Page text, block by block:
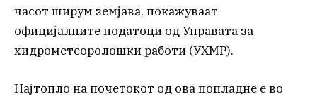
часот ширум земјава, покажуваат
официјалните податоци од Управата за
хидрометеоролошки работи (УХМР).
Најтопло на почетокот од ова попладне е во